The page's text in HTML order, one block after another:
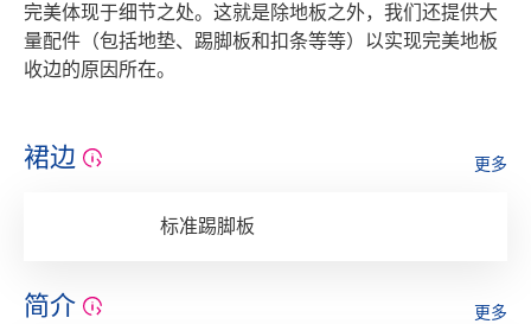
完美体现于细节之处。这就是除地板之外，我们还提供大
量配件（包括地垫、踢脚板和扣条等等）以实现完美地板
收边的原因所在。
裙边
标准踢脚板
更多
简介 更多